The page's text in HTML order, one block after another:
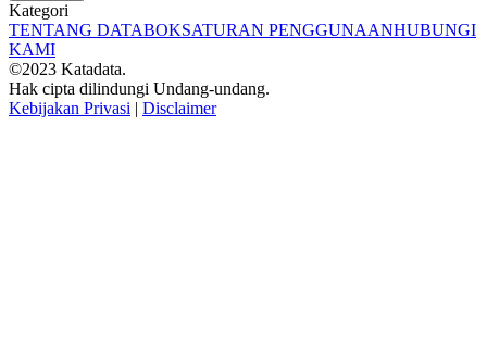
Kategori
TENTANG DATABOKSATURAN PENGGUNAANHUBUNGI
KAMI
©2023 Katadata.
Hak cipta dilindungi Undang-undang.
Kebijakan Privasi | Disclaimer